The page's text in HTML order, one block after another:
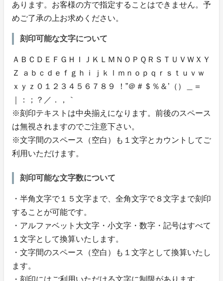
あります。お客様の方で指定することはできません。予
めご了承の上お求めください。
刻印可能な文字について
ＡＢＣＤＥＦＧＨＩＪＫＬＭＮＯＰＱＲＳＴＵＶＷＸＹ
Ｚ ａｂｃｄｅｆｇｈｉｊｋｌｍｎｏｐｑｒｓｔｕｖｗ
ｘｙｚ０１２３４５６７８９ ！”＠＃＄％＆’（）＿＝
｜：；？／．，｀
※刻印テキストは中央揃えになります。前後のスペース
は無視されますのでご注意下さい。
※文字間のスペース（空白）も１文字とカウントしてご
利用いただけます。
刻印可能な文字数について
・半角文字で１５文字まで、全角文字で８文字まで刻印
することが可能です。
・アルファベット大文字・小文字・数字・記号はすべて
１文字として換算いたします。
・文字間のスペース（空白）も１文字として換算いたし
ます。